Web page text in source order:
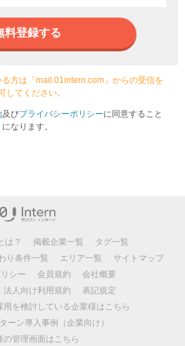
料登録する
方は「mail.01intern.com」からの受信を
してください。
及びプライバシーポリシーに同意すること
になります。
は？ 掲載企業一覧
タグ一覧
り条件一覧 エリア一覧
サイトマップ
シー
会員規約
会社概要
法人向け利用規約
表記規定
用を検討している企業様はこちら
ーン導入事例（企業向け）
の管理画面はこちら